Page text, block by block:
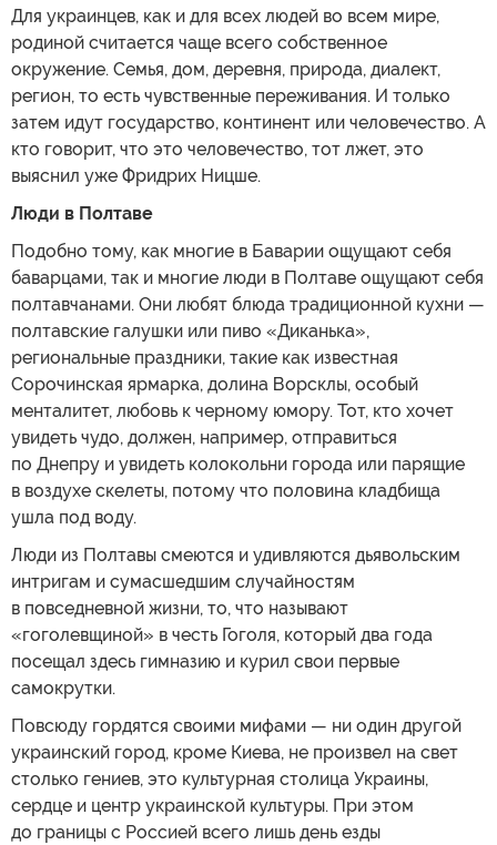
Для украинцев, как и для всех людей во всем мире,
родиной считается чаще всего собственное
окружение. Семья, дом, деревня, природа, диалект,
регион, то есть чувственные переживания. И только
затем идут государство, континент или человечество. А
кто говорит, что это человечество, тот лжет, это
выяснил уже Фридрих Ницше.
Люди в Полтаве
Подобно тому, как многие в Баварии ощущают себя
баварцами, так и многие люди в Полтаве ощущают себя
полтавчанами. Они любят блюда традиционной кухни —
полтавские галушки или пиво «Диканька»,
региональные праздники, такие как известная
Сорочинская ярмарка, долина Ворсклы, особый
менталитет, любовь к черному юмору. Тот, кто хочет
увидеть чудо, должен, например, отправиться
по Днепру и увидеть колокольни города или парящие
в воздухе скелеты, потому что половина кладбища
ушла под воду.
Люди из Полтавы смеются и удивляются дьявольским
интригам и сумасшедшим случайностям
в повседневной жизни, то, что называют
«гоголевщиной» в честь Гоголя, который два года
посещал здесь гимназию и курил свои первые
самокрутки.
Повсюду гордятся своими мифами — ни один другой
украинский город, кроме Киева, не произвел на свет
столько гениев, это культурная столица Украины,
сердце и центр украинской культуры. При этом
до границы с Россией всего лишь день езды